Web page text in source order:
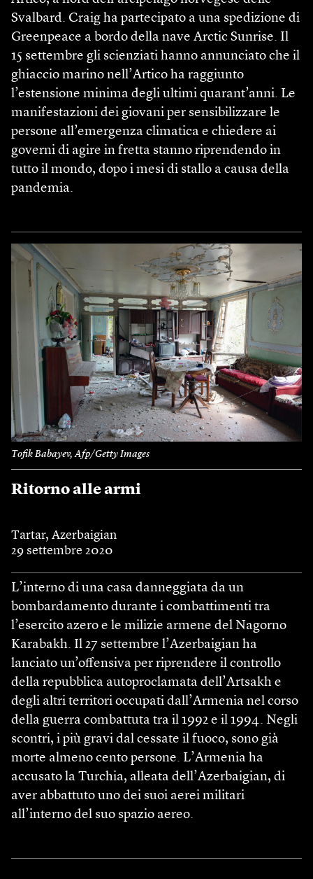
Svalbard. Craig ha partecipato a una spedizione di
Greenpeace a bordo della nave Arctic Sunrise. Il
15 settembre gli scienziati hanno annunciato che il
ghiaccio marino nell’Artico ha raggiunto
l’estensione minima degli ultimi quarant’anni. Le
manifestazioni dei giovani per sensibilizzare le
persone all’emergenza climatica e chiedere ai
governi di agire in fretta stanno riprendendo in
tutto il mondo, dopo i mesi di stallo a causa della
pandemia.
Tofik Babayev, Afp/Getty Images
Ritorno alle armi
Tartar, Azerbaigian
29 settembre 2020
L’interno di una casa danneggiata da un
bombardamento durante i combattimenti tra
l’esercito azero e le milizie armene del Nagorno
Karabakh. Il 27 settembre l’Azerbaigian ha
lanciato un’offensiva per riprendere il controllo
della repubblica autoproclamata dell’Artsakh e
degli altri territori occupati dall’Armenia nel corso
della guerra combattuta tra il 1992 e il 1994. Negli
scontri, i più gravi dal cessate il fuoco, sono già
morte almeno cento persone. L’Armenia ha
accusato la Turchia, alleata dell’Azerbaigian, di
aver abbattuto uno dei suoi aerei militari
all’interno del suo spazio aereo.